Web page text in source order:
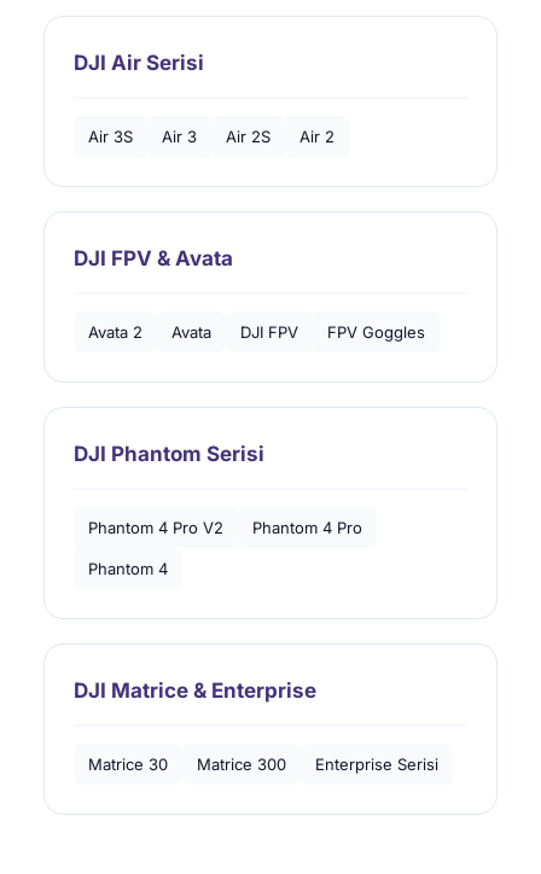
DJI Air Serisi
Air 3S Air 3 Air 2S Air 2
DJI FPV & Avata
Avata 2 Avata DJI FPV FPV Goggles
DJI Phantom Serisi
Phantom 4 Pro V2 Phantom 4 Pro
Phantom 4
DJI Matrice & Enterprise
Matrice 30 Matrice 300 Enterprise Serisi